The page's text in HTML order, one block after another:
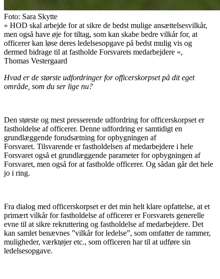
Foto: Sara Skytte
» HOD skal arbejde for at sikre de bedst mulige ansættelsesvilkår,
men også have øje for tiltag, som kan skabe bedre vilkår for, at
officerer kan løse deres ledelsesopgave på bedst mulig vis og
dermed bidrage til at fastholde Forsvarets medarbejdere «,
Thomas Vestergaard
Hvad er de største udfordringer for officerskorpset på dit eget
område, som du ser lige nu?
Den største og mest presserende udfordring for officerskorpset er
fastholdelse af officerer. Denne udfordring er samtidigt en
grundlæggende forudsætning for opbygningen af
Forsvaret. Tilsvarende er fastholdelsen af medarbejdere i hele
Forsvaret også et grundlæggende parameter for opbygningen af
Forsvaret, men også for at fastholde officerer. Og sådan går det hele
jo i ring.
Fra dialog med officerskorpset er det min helt klare opfattelse, at et
primært vilkår for fastholdelse af officerer er Forsvarets generelle
evne til at sikre rekruttering og fastholdelse af medarbejdere. Det
kan samlet benævnes ”vilkår for ledelse”, som omfatter de rammer,
muligheder, værktøjer etc., som officeren har til at udføre sin
ledelsesopgave.